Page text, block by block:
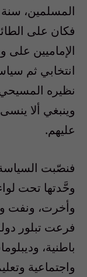
المسلمين، سنة
فكان على
الإماميين
انتخابي ثم
نظيره
وينبغي ألا
عليهم.
فنصّبت
وحَّدتها تحت
وأخرت، ونفت
فرعت تبلور
باطنية،
واجتماعية